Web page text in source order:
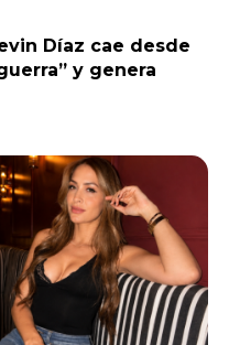
Díaz cae desde
y genera